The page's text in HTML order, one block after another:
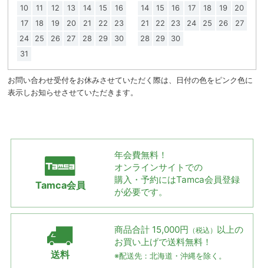
10
11 12 13 14 15
16
17
18 19 20 21 22
23
24
25 26 27 28 29
30
31
14
15 16 17 18 19
20
21
22 23 24 25 26
27
28
29 30
お問い合わせ受付をお休みさせていただく際は、日付の色をピンク色に
表示しお知らせさせていただきます。
Tamca会員
年会費無料！
オンラインサイトでの
購入・予約にはTamca会員登録
が必要です。
送料
商品合計 15,000円 （税込） 以上の
お買い上げで送料無料！
※配送先：北海道・沖縄を除く。